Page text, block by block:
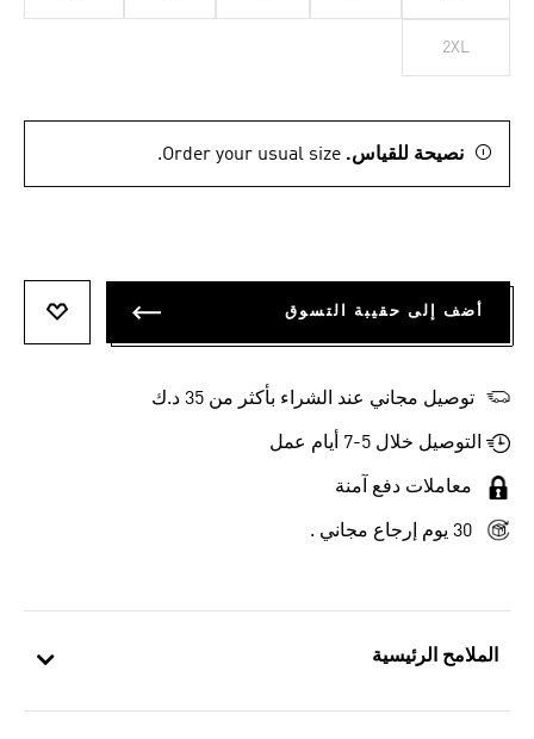
الملامح الرئيسية
2XL
نصيحة للقياس. Order your usual size.
أضف إلى حقيبة التسوق
توصيل مجاني عند الشراء بأكثر من 35 د.ك
التوصيل خلال 5-7 أيام عمل
معاملات دفع آمنة